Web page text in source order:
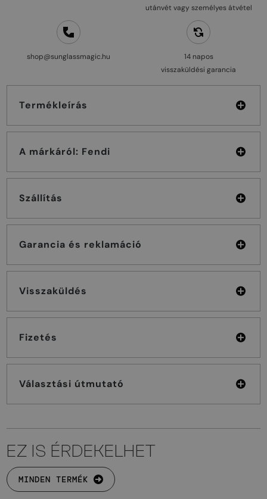
utánvét vagy személyes átvétel
shop@sunglassmagic.hu
14 napos
visszaküldési garancia
Termékleírás
A márkáról: Fendi
Szállítás
Garancia és reklamáció
Visszaküldés
Fizetés
Választási útmutató
EZ IS ÉRDEKELHET
MINDEN TERMÉK